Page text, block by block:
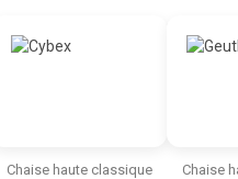
Chaise haute classique Chaise